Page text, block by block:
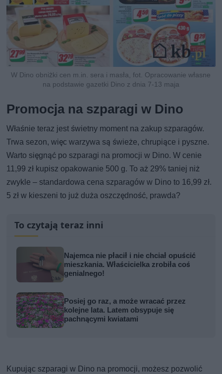
W Dino obniżki cen m.in. sera i masła, fot. Opracowanie własne
na podstawie gazetki Dino z dnia 7-13 maja
Promocja na szparagi w Dino
Właśnie teraz jest świetny moment na zakup szparagów.
Trwa sezon, więc warzywa są świeże, chrupiące i pyszne.
Warto sięgnąć po szparagi na promocji w Dino. W cenie
11,99 zł kupisz opakowanie 500 g. To aż 29% taniej niż
zwykle – standardowa cena szparagów w Dino to 16,99 zł.
5 zł w kieszeni to już duża oszczędność, prawda?
To czytają teraz inni
Najemca nie płacił i nie chciał opuścić
mieszkania. Właścicielka zrobiła coś
genialnego!
Posiej go raz, a może wracać przez
kolejne lata. Latem obsypuje się
pachnącymi kwiatami
Kupując szparagi w Dino na promocji, możesz pozwolić